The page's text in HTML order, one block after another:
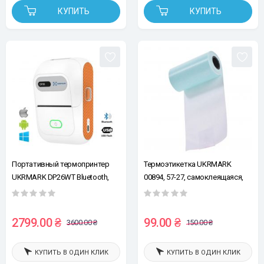
КУПИТЬ КУПИТЬ
Портативный термопринтер
UKRMARK DP26WT Bluetooth,
белый, рулон 20-58 мм. для
2799.00 ₴ 3600.00 ₴
КУПИТЬ В ОДИН КЛИК
Термоэтикетка UKRMARK
00894, 57-27, самоклеящаяся,
Ш:57мм длина рулона 2,9м,
непрерывная лента
99.00 ₴ 150.00 ₴
КУПИТЬ В ОДИН КЛИК